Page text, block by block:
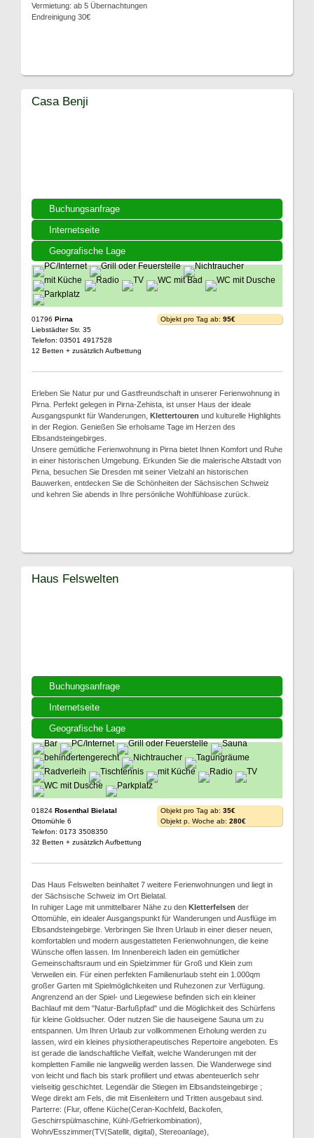
Vermietung: ab 5 Übernachtungen
Endreinigung 30€
Buchungsanfrage
Internetseite
Geografische Lage
Casa Benji
01796 Pirna
Liebstädter Str. 35
Telefon: 03501 4917528
12 Betten + zusätzlich Aufbettung
Objekt pro Tag ab: 95€
Erleben Sie Natur pur und Gastfreundschaft in unserer Ferienwohnung in
Pirna. Perfekt gelegen in Pirna-Zehista, ist unser Haus der ideale
Ausgangspunkt für Wanderungen, Klettertouren und kulturelle Highlights
in der Region. Genießen Sie erholsame Tage im Herzen des
Elbsandsteingebirges.
Unsere gemütliche Ferienwohnung in Pirna bietet Ihnen Komfort und Ruhe
in einer historischen Umgebung. Erkunden Sie die malerische Altstadt von
Pirna, besuchen Sie Dresden mit seiner Vielzahl an historischen
Bauwerken, entdecken Sie die Schönheiten der Sächsischen Schweiz
und kehren Sie abends in Ihre persönliche Wohlfühloase zurück.
Buchungsanfrage
Internetseite
Geografische Lage
Haus Felswelten
01824 Rosenthal Bielatal
Ottomühle 6
Telefon: 0173 3508350
32 Betten + zusätzlich Aufbettung
Objekt pro Tag ab: 35€
Objekt p. Woche ab: 280€
Das Haus Felswelten beinhaltet 7 weitere Ferienwohnungen und liegt in
der Sächsische Schweiz im Ort Bielatal.
In ruhiger Lage mit unmittelbarer Nähe zu den Kletterfelsen der
Ottomühle, ein idealer Ausgangspunkt für Wanderungen und Ausflüge im
Elbsandsteingebirge. Verbringen Sie Ihren Urlaub in einer dieser neuen,
komfortablen und modern ausgestatteten Ferienwohnungen, die keine
Wünsche offen lassen. Im Innenbereich laden ein gemütlicher
Gemeinschaftsraum und ein Spielzimmer für Groß und Klein zum
Verweilen ein. Für einen perfekten Familienurlaub steht ein 1.000qm
großer Garten mit Spielmöglichkeiten und Ruhezonen zur Verfügung.
Angrenzend an der Spiel- und Liegewiese befinden sich ein kleiner
Bachlauf mit dem "Natur-Barfußpfad" und die Möglichkeit des Schürfens
für kleine Goldsucher. Oder nutzen Sie die hauseigene Sauna um zu
entspannen. Um Ihren Urlaub zur vollkommenen Erholung werden zu
lassen, wird ein kleines physiotherapeutisches Repertoire angeboten. Es
ist gerade die landschaftliche Vielfalt, welche Wanderungen mit der
kompletten Familie nie langweilig werden lassen. Die Wanderwege sind
von leicht und flach bis stark profiliert und etwas abenteuerlich sehr
vielseitig geschichtet. Legendär die Stiegen im Elbsandsteingebirge ;
Wege direkt am Fels, die mit Eisenleitern und Tritten ausgebaut sind.
Parterre: (Flur, offene Küche(Ceran-Kochfeld, Backofen,
Geschirrspülmaschine, Kühl-/Gefrierkombination),
Wohn/Esszimmer(TV(Satellit, digital), Stereoanlage),